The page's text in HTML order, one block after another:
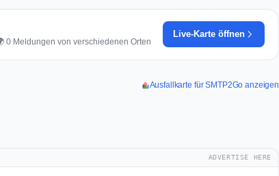
0 Meldungen von verschiedenen Orten
Live-Karte öffnen
Ausfallkarte für SMTP2Go anzeigen
ADVERTISE HERE